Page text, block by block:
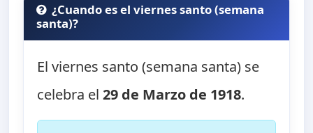
¿Cuando es el viernes santo (semana
santa)?
El viernes santo (semana santa) se
celebra el29 de Marzo de 1918.